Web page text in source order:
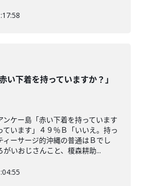
赤い下着を持っていますか？」
ンケー島「赤い下着を持っています
ています」４９％Ｂ「いいえ。持っ
ィーサージ的沖縄の普通はＢでし
いおじさんこと、榎森耕助...